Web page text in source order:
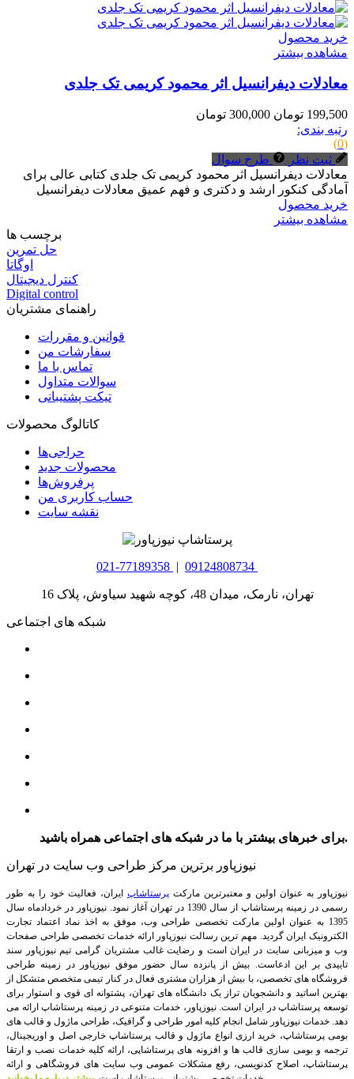
خرید محصول
مشاهده بیشتر
معادلات دیفرانسیل اثر محمود کریمی تک جلدی
199,500 تومان
300,000 تومان
رتبه بندی:
(0)
ثبت نظر
طرح سوال
معادلات دیفرانسیل اثر محمود کریمی تک جلدی کتابی عالی برای
آمادگی کنکور ارشد و دکتری و فهم عمیق معادلات دیفرانسیل
خرید محصول
مشاهده بیشتر
برچسب ها
حل تمرین
اوگاتا
کنترل دیجیتال
Digital control
راهنمای مشتریان
قوانین و مقررات
سفارشات من
تماس با ما
سوالات متداول
تیکت پشتیبانی
کاتالوگ محصولات
حراجی‌ها
محصولات جدید
پرفروش‌ها
حساب کاربری من
نقشه سایت
021-77189358 | 09124808734
تهران، نارمک، میدان 48، کوچه شهید سیاوش، پلاک 16
شبکه های اجتماعی
برای خبرهای بیشتر با ما در شبکه های اجتماعی همراه باشید.
نیوزپاور برترین مرکز طراحی وب سایت در تهران
نیوزپاور به عنوان اولین و معتبرترین مارکت پرستاشاپ ایران، فعالیت خود را به طور
رسمی در زمینه پرستاشاپ از سال 1390 در تهران آغاز نمود. نیوزپاور در خردادماه سال
1395 به عنوان اولین مارکت تخصصی طراحی وب، موفق به اخذ نماد اعتماد تجارت
الکترونیک ایران گردید. مهم ترین رسالت نیوزپاور ارائه خدمات تخصصی طراحی صفحات
وب و میزبانی سایت در ایران است و رضایت غالب مشتریان گرامی تیم نیوزپاور سند
تاییدی بر این ادعاست. بیش از پانزده سال حضور موفق نیوزپاور در زمینه طراحی
فروشگاه های تخصصی، با بیش از هزاران مشتری فعال در کنار تیمی متخصص متشکل از
بهترین اساتید و دانشجویان تراز یک دانشگاه های تهران، پشتوانه ای قوی و استوار برای
توسعه پرستاشاپ در ایران است.نیوزپاور، خدمات متنوعی در زمینه پرستاشاپ ارائه می
دهد. خدمات نیوزپاور شامل انجام کلیه امور طراحی و گرافیک، طراحی ماژول و قالب های
بومی پرستاشاپ، خرید ارزی انواع ماژول و قالب پرستاشاپ خارجی اصل و اوریجینال،
ترجمه و بومی سازی قالب ها و افزونه های پرستاشاپی، ارائه کلیه خدمات نصب و ارتقا
پرستاشاپ، اصلاح کدنویسی، رفع مشکلات عمومی وب سایت های فروشگاهی و ارائه